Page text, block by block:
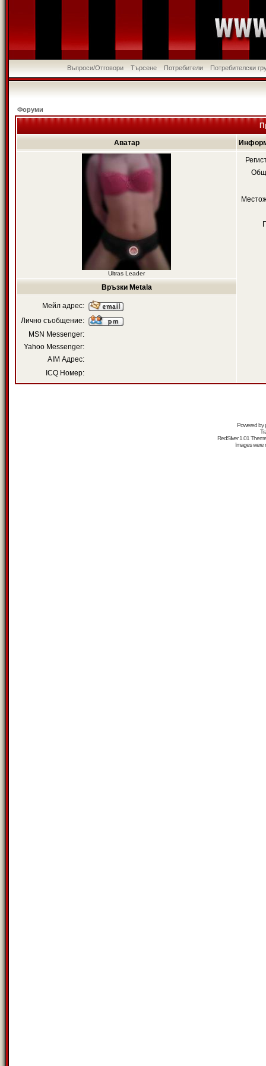
Въпроси/Отговори Търсене Потребители Потребителски
Форуми
Аватар
Ultras Leader
Връзки Metala
Мейл адрес:
Лично съобщение:
MSN Messenger:
Yahoo Messenger:
AIM Адрес:
ICQ Номер:
Powered by
RedSilver 1.01
Images were